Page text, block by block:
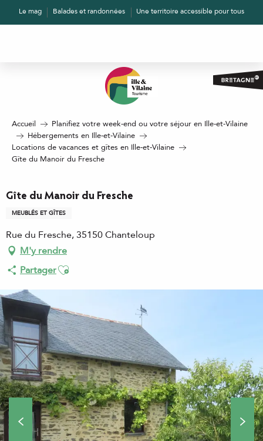
AllerLe mag Balades et randonnées Une territoire accessible pour tous
Accueil
Planifiez votre week-end ou votre séjour en Ille-et-Vilaine
Hébergements en Ille-et-Vilaine
Locations de vacances et gîtes en Ille-et-Vilaine
Gîte du Manoir du Fresche
Gîte du Manoir du Fresche
MEUBLÉS ET GÎTES
Rue du Fresche, 35150 Chanteloup
M'y rendre
PartagerAjouter aux favoris